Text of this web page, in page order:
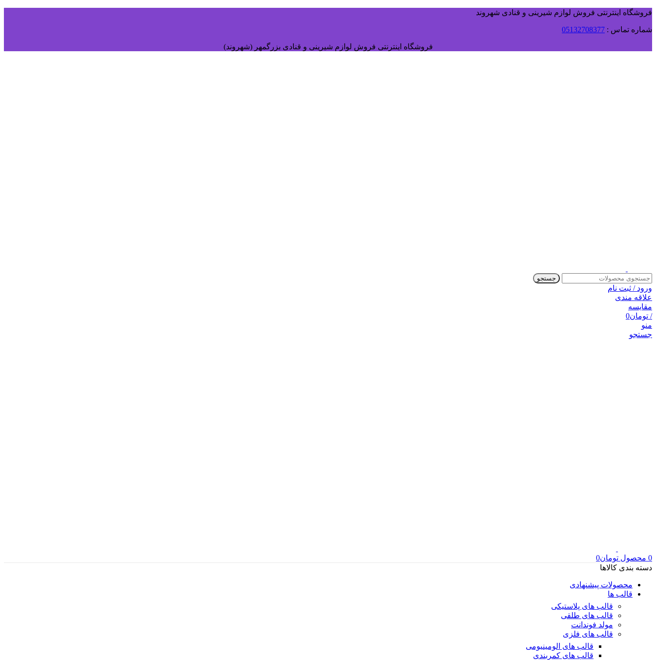
فروشگاه اینترنتی فروش لوازم شیرینی و قنادی شهروند
شماره تماس : 05132708377
فروشگاه اینترنتی فروش لوازم شیرینی و قنادی بزرگمهر (شهروند)
جستجو
ورود / ثبت نام
علاقه مندی
مقایسه
/ تومان0
منو
جستجو
0 محصول تومان0
دسته بندی کالاها
محصولات پیشنهادی
قالب ها
قالب های پلاستیکی
قالب های طلقی
مولد فوندانت
قالب های فلزی
قالب های الومینیومی
قالب های کمربندی